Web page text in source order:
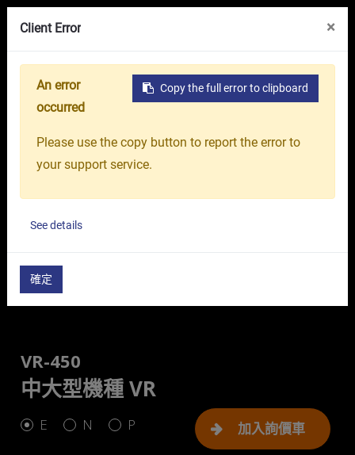
首頁 產品介紹 塑膠射出機 Ve / VsP / VR 系列
VR-450
中大型機種 VR
E N P 加入詢價車
Client Error ×
Copy the full error to clipboard
An error
occurred
Please use the copy button to report the error to
your support service.
See details
確定